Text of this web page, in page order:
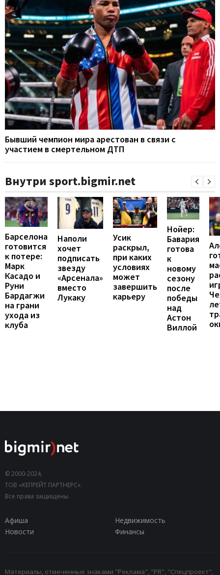
Бывший чемпион мира арестован в связи с
участием в смертельном ДТП
Внутри sport.bigmir.net
Барселона
готовится
к потере:
Марк
Касадо и
Руни
Бардагжи
на грани
ухода из
клуба
Наполи
хочет
подписать
звезду
«Арсенала»
вместо
Лукаку
Усик
раскрыл,
при каких
условиях
может
завершить
карьеру
Нойер:
Бавария
готова
к
новому
сезону
после
победы
над
Астон
Виллой
© 2000-2024,
ТОВ «КЕПРЕЙТ ПАРТНЕРС».
Все права защищены.
Афиша
Недвижимость
Новости
Финансы
Материалы, отмеченные знаками "Реклама", "PR", "Спецпроект",